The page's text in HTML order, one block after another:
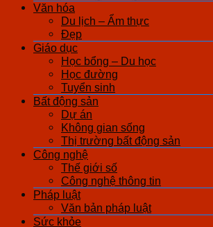
Văn hóa
Du lịch – Ẩm thực
Đẹp
Giáo dục
Học bổng – Du học
Học đường
Tuyển sinh
Bất động sản
Dự án
Không gian sống
Thị trường bất động sản
Công nghệ
Thế giới số
Công nghệ thông tin
Pháp luật
Văn bản pháp luật
Sức khỏe